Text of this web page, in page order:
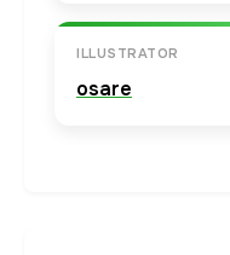
ILLUSTRATOR
osare